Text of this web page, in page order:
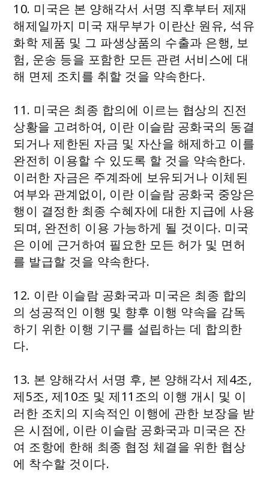
10. 미국은 본 양해각서 서명 직후부터 제재
해제일까지 미국 재무부가 이란산 원유, 석유
화학 제품 및 그 파생상품의 수출과 은행, 보
험, 운송 등을 포함한 모든 관련 서비스에 대
해 면제 조치를 취할 것을 약속한다.
11. 미국은 최종 합의에 이르는 협상의 진전
상황을 고려하여, 이란 이슬람 공화국의 동결
되거나 제한된 자금 및 자산을 해제하고 이를
완전히 이용할 수 있도록 할 것을 약속한다.
이러한 자금은 주계좌에 보유되거나 이체된
여부와 관계없이, 이란 이슬람 공화국 중앙은
행이 결정한 최종 수혜자에 대한 지급에 사용
되며, 완전히 이용 가능하게 될 것이다. 미국
은 이에 근거하여 필요한 모든 허가 및 면허
를 발급할 것을 약속한다.
12. 이란 이슬람 공화국과 미국은 최종 합의
의 성공적인 이행 및 향후 이행 약속을 감독
하기 위한 이행 기구를 설립하는 데 합의한
다.
13. 본 양해각서 서명 후, 본 양해각서 제4조,
제5조, 제10조 및 제11조의 이행 개시 및 이
러한 조치의 지속적인 이행에 관한 보장을 받
은 시점에, 이란 이슬람 공화국과 미국은 잔
여 조항에 한해 최종 협정 체결을 위한 협상
에 착수할 것이다.